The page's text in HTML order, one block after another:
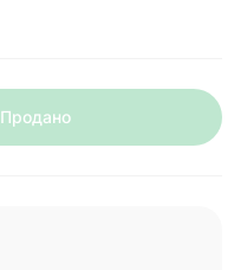
Продано